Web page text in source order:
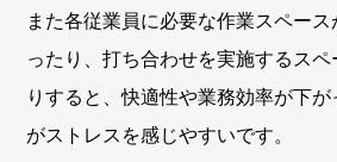
また各従業員に必要な作業スペー
ったり、打ち合わせを実施するス
りすると、快適性や業務効率が下
がストレスを感じやすいです。